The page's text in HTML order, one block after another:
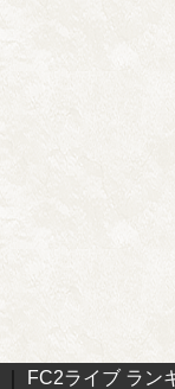
FC2ライブ ラン